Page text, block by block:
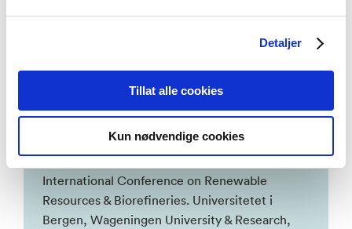
Detaljer
Tillat alle cookies
Kun nødvendige cookies
Kleinegris, Meike, Mechtilde, Dorinde;
Steinrücken, Pia; Andrews, Melanie;
Slegers, P.M.; Böpple, Hanna. 2025,
International Conference on Renewable
Resources & Biorefineries. Universitetet i
Bergen, Wageningen University & Research,